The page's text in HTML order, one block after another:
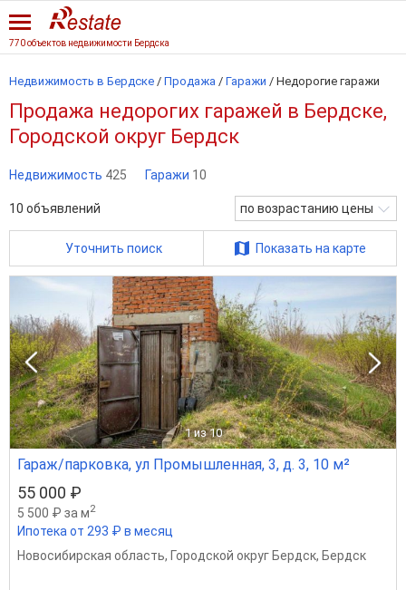
770 объектов недвижимости Бердска
Недвижимость в Бердске / Продажа / Гаражи / Недорогие гаражи
Продажа недорогих гаражей в Бердске,
Городской округ Бердск
Недвижимость 425 Гаражи 10
10 объявлений по возрастанию цены
Уточнить поиск Показать на карте
1 из 10
Гараж/парковка, ул Промышленная, 3, д. 3, 10 м²
55 000 ₽
5 500 ₽ за м2
Ипотека от 293 ₽ в месяц
Новосибирская область, Городской округ Бердск, Бердск